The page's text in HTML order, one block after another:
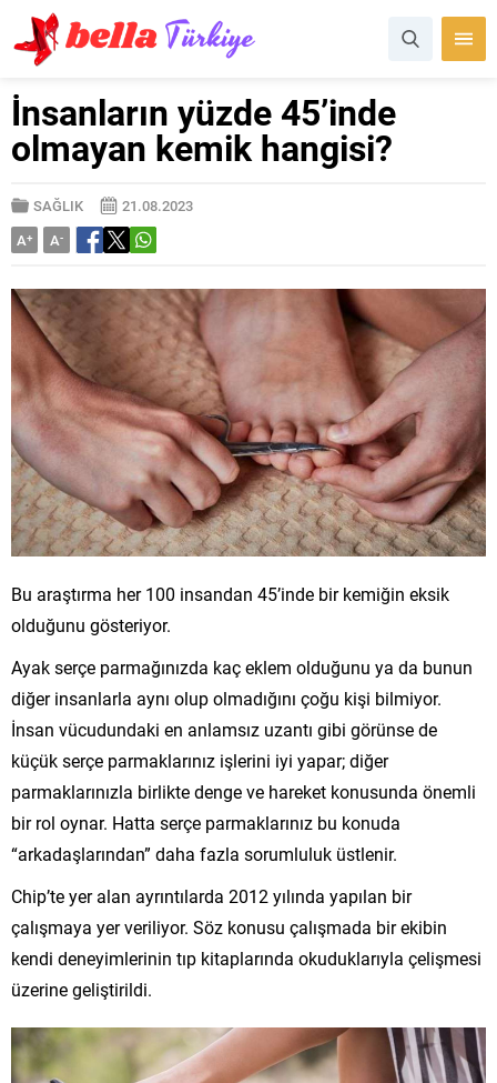
İnsanların yüzde 45’inde
olmayan kemik hangisi?
SAĞLIK
21.08.2023
A+ A-
Bu araştırma her 100 insandan 45’inde bir kemiğin eksik
olduğunu gösteriyor.
Ayak serçe parmağınızda kaç eklem olduğunu ya da bunun
diğer insanlarla aynı olup olmadığını çoğu kişi bilmiyor.
İnsan vücudundaki en anlamsız uzantı gibi görünse de
küçük serçe parmaklarınız işlerini iyi yapar; diğer
parmaklarınızla birlikte denge ve hareket konusunda önemli
bir rol oynar. Hatta serçe parmaklarınız bu konuda
“arkadaşlarından” daha fazla sorumluluk üstlenir.
Chip’te yer alan ayrıntılarda 2012 yılında yapılan bir
çalışmaya yer veriliyor. Söz konusu çalışmada bir ekibin
kendi deneyimlerinin tıp kitaplarında okuduklarıyla çelişmesi
üzerine geliştirildi.